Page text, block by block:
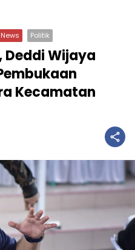
News Politik
Deddi Wijaya
Kecamatan